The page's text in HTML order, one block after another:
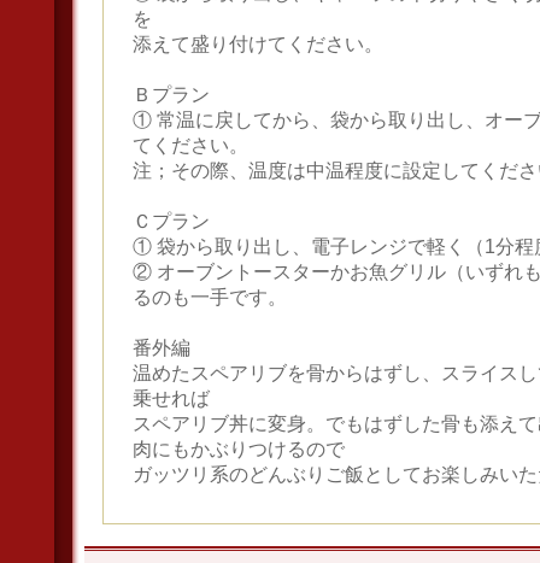
を
添えて盛り付けてください。
Ｂプラン
① 常温に戻してから、袋から取り出し、オー
てください。
注；その際、温度は中温程度に設定してくだ
Ｃプラン
① 袋から取り出し、電子レンジで軽く（1分程
② オーブントースターかお魚グリル（いずれ
るのも一手です。
番外編
温めたスペアリブを骨からはずし、スライス
乗せれば
スペアリブ丼に変身。でもはずした骨も添え
肉にもかぶりつけるので
ガッツリ系のどんぶりご飯としてお楽しみい